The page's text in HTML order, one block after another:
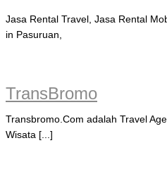
Jasa Rental Travel, Jasa Rental
in Pasuruan,
TransBromo
Transbromo.Com adalah Travel
Wisata [...]